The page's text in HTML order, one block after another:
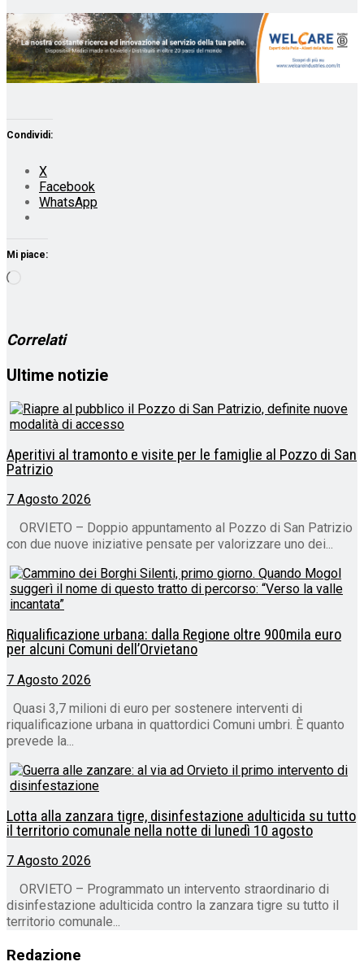
Condividi:
X
Facebook
WhatsApp
Mi piace:
Correlati
Ultime notizie
Aperitivi al tramonto e visite per le famiglie al Pozzo di San
Patrizio
7 Agosto 2026
ORVIETO – Doppio appuntamento al Pozzo di San Patrizio
con due nuove iniziative pensate per valorizzare uno dei...
Riqualificazione urbana: dalla Regione oltre 900mila euro
per alcuni Comuni dell’Orvietano
7 Agosto 2026
Quasi 3,7 milioni di euro per sostenere interventi di
riqualificazione urbana in quattordici Comuni umbri. È quanto
prevede la...
Lotta alla zanzara tigre, disinfestazione adulticida su tutto
il territorio comunale nella notte di lunedì 10 agosto
7 Agosto 2026
ORVIETO – Programmato un intervento straordinario di
disinfestazione adulticida contro la zanzara tigre su tutto il
territorio comunale...
Redazione